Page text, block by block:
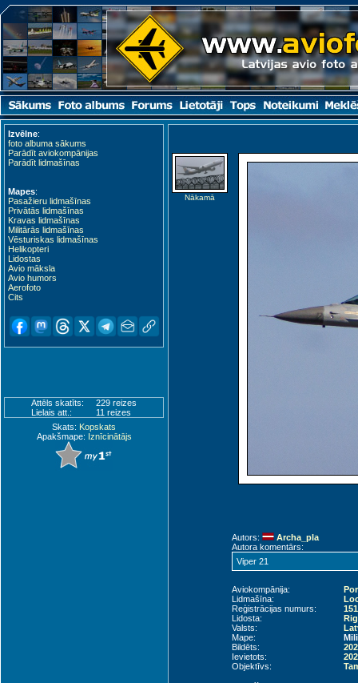
Izvēlne:
foto albuma sākums
Parādīt aviokompānijas
Parādīt lidmašīnas
Mapes:
Pasažieru lidmašīnas
Privātās lidmašīnas
Kravas lidmašīnas
Militārās lidmašīnas
Vēsturiskas lidmašīnas
Helikopteri
Lidostas
Avio māksla
Avio humors
Aerofoto
Cits
Attēls skatīts:
229 reizes
Lielais att.:
11 reizes
Skats: Kopskats
Apakšmape: Iznīcinātājs
Nākamā
Autors:
Archa_pla
Autora komentārs:
Viper 21
Aviokompānija:
Lidmašīna:
Reģistrācijas numurs:
Lidosta:
Valsts:
Mape:
Bildēts:
Ievietots:
Objektīvs: